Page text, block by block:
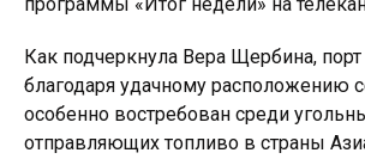
Как подчеркнула Вера Щербина, порт
благодаря удачному расположению
особенно востребован среди
отправляющих топливо в страны